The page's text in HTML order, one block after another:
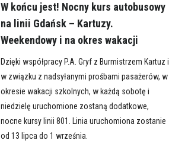
W końcu jest! Nocny kurs autobusowy
na linii Gdańsk – Kartuzy.
Weekendowy i na okres wakacji
Dzięki współpracy P.A. Gryf z Burmistrzem Kartuz i
w związku z nadsyłanymi prośbami pasażerów, w
okresie wakacji szkolnych, w każdą sobotę i
niedzielę uruchomione zostaną dodatkowe,
nocne kursy linii 801. Linia uruchomiona zostanie
od 13 lipca do 1 września.